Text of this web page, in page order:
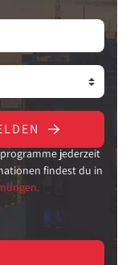
jederzeit
findest du in